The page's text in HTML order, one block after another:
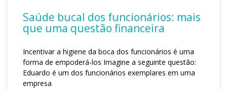
Saúde bucal dos funcionários: mais
que uma questão financeira
Incentivar a higiene da boca dos funcionários é uma
forma de empoderá-los Imagine a seguinte questão:
Eduardo é um dos funcionários exemplares em uma
empresa